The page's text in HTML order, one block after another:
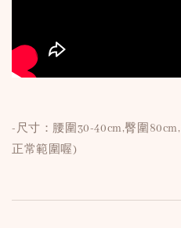
-尺寸：腰圍30-40cm,臀圍
正常範圍喔)